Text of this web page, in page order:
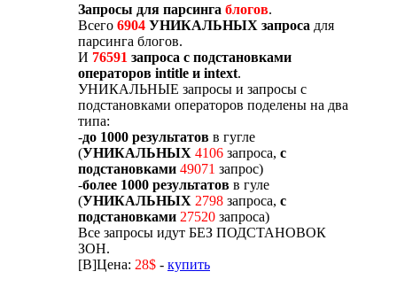
Запросы для парсинга блогов.
Всего 6904 УНИКАЛЬНЫХ запроса для
парсинга блогов.
И 76591 запроса с подстановками
операторов intitle и intext.
УНИКАЛЬНЫЕ запросы и запросы с
подстановками операторов поделены на два
типа:
-до 1000 результатов в гугле
(УНИКАЛЬНЫХ 4106 запроса, с
подстановками 49071 запрос)
-более 1000 результатов в гуле
(УНИКАЛЬНЫХ 2798 запроса, с
подстановками 27520 запроса)
Все запросы идут БЕЗ ПОДСТАНОВОК
ЗОН.
[B]Цена: 28$ - купить